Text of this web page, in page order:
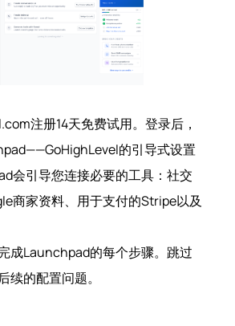
注册14天免费试用。登录后，
的引导式设置
会引导您连接必要的工具：社交
商家资料、用于支付的Stripe以及
成Launchpad的每个步骤。跳过
续的配置问题。